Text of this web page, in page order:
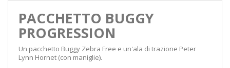
PACCHETTO BUGGY
PROGRESSION
Un pacchetto Buggy Zebra Free e un'ala di trazione Peter
Lynn Hornet (con maniglie).